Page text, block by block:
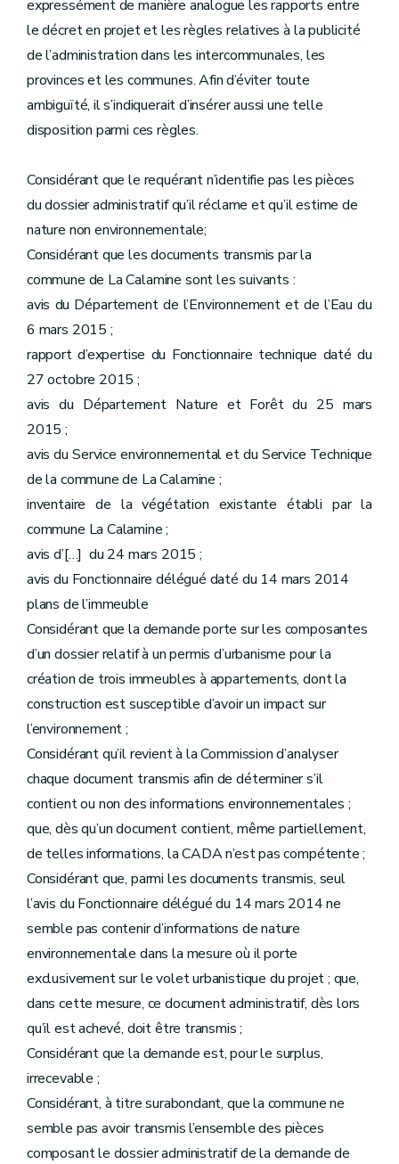
expressément de manière analogue les rapports entre
le décret en projet et les règles relatives à la publicité
de l’administration dans les intercommunales, les
provinces et les communes. Afin d’éviter toute
ambiguïté, il s’indiquerait d’insérer aussi une telle
disposition parmi ces règles.
Considérant que le requérant n’identifie pas les pièces
du dossier administratif qu’il réclame et qu’il estime de
nature non environnementale;
Considérant que les documents transmis par la
commune de La Calamine sont les suivants :
avis du Département de l’Environnement et de l’Eau du
6 mars 2015 ;
rapport d’expertise du Fonctionnaire technique daté du
27 octobre 2015 ;
avis du Département Nature et Forêt du 25 mars
2015 ;
avis du Service environnemental et du Service Technique
de la commune de La Calamine ;
inventaire de la végétation existante établi par la
commune La Calamine ;
avis d’[…] du 24 mars 2015 ;
avis du Fonctionnaire délégué daté du 14 mars 2014
plans de l’immeuble
Considérant que la demande porte sur les composantes
d’un dossier relatif à un permis d’urbanisme pour la
création de trois immeubles à appartements, dont la
construction est susceptible d’avoir un impact sur
l’environnement ;
Considérant qu’il revient à la Commission d’analyser
chaque document transmis afin de déterminer s’il
contient ou non des informations environnementales ;
que, dès qu’un document contient, même partiellement,
de telles informations, la CADA n’est pas compétente ;
Considérant que, parmi les documents transmis, seul
l’avis du Fonctionnaire délégué du 14 mars 2014 ne
semble pas contenir d’informations de nature
environnementale dans la mesure où il porte
exclusivement sur le volet urbanistique du projet ; que,
dans cette mesure, ce document administratif, dès lors
qu’il est achevé, doit être transmis ;
Considérant que la demande est, pour le surplus,
irrecevable ;
Considérant, à titre surabondant, que la commune ne
semble pas avoir transmis l’ensemble des pièces
composant le dossier administratif de la demande de